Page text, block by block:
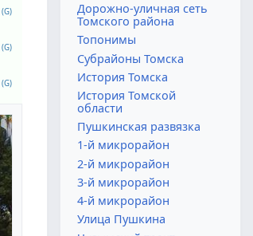
(G)
(G)
(G)
Дорожно-уличная сеть
Томского района
Топонимы
Субрайоны Томска
История Томска
История Томской
области
Пушкинская развязка
1-й микрорайон
2-й микрорайон
3-й микрорайон
4-й микрорайон
Улица Пушкина